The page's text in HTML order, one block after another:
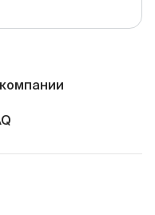
О компании